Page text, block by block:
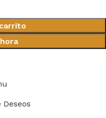
Deseos